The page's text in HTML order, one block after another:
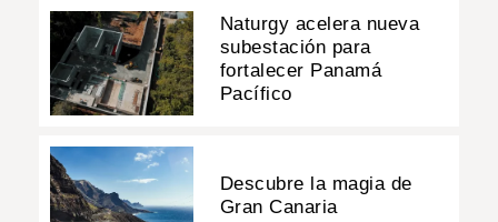
Naturgy acelera nueva
subestación para
fortalecer Panamá
Pacífico
Descubre la magia de
Gran Canaria